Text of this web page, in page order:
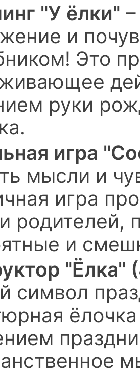
"У ёлки"
и
Это
руки
игра
мысли и
игра
родителей,
и
"Ёлка"
символ